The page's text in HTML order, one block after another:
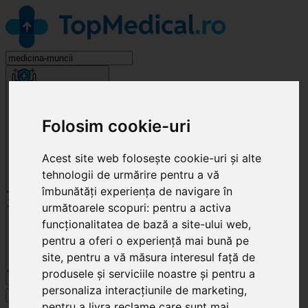
Folosim cookie-uri
Acest site web folosește cookie-uri și alte
tehnologii de urmărire pentru a vă
îmbunătăți experiența de navigare în
următoarele scopuri: pentru a activa
funcționalitatea de bază a site-ului web,
pentru a oferi o experiență mai bună pe
site, pentru a vă măsura interesul față de
produsele și serviciile noastre și pentru a
personaliza interacțiunile de marketing,
Cluj-Napoca
Specialități